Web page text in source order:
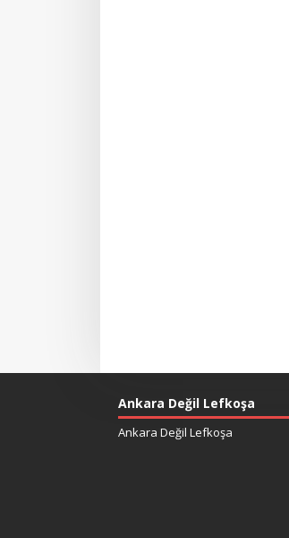
Ankara Değil Lefkoşa
Ankara Değil Lefkoşa